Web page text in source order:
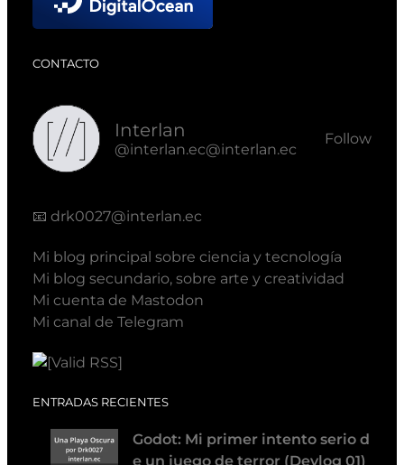
CONTACTO
Interlan
@interlan.ec@interlan.ec
Follow
📧 drk0027@interlan.ec
Mi blog principal sobre ciencia y tecnología
Mi blog secundario, sobre arte y creatividad
Mi cuenta de Mastodon
Mi canal de Telegram
ENTRADAS RECIENTES
Godot: Mi primer intento serio d
e un juego de terror (Devlog 01)